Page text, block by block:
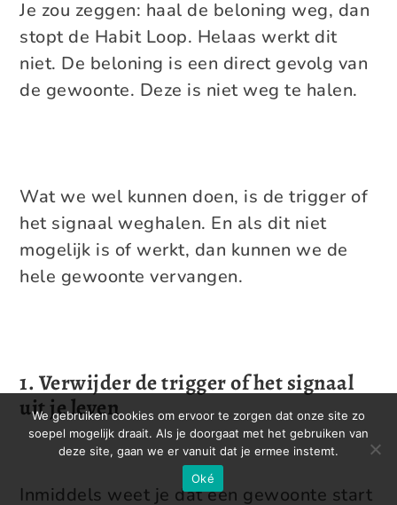
Je zou zeggen: haal de beloning weg, dan
stopt de Habit Loop. Helaas werkt dit
niet. De beloning is een direct gevolg van
de gewoonte. Deze is niet weg te halen.
Wat we wel kunnen doen, is de trigger of
het signaal weghalen. En als dit niet
mogelijk is of werkt, dan kunnen we de
hele gewoonte vervangen.
1. Verwijder de trigger of het signaal
uit je leven
Inmiddels weet je dat een gewoonte start
We gebruiken cookies om ervoor te zorgen dat onze site zo
soepel mogelijk draait. Als je doorgaat met het gebruiken van
deze site, gaan we er vanuit dat je ermee instemt.
Oké